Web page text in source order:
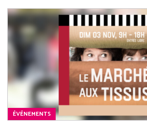
ÉVÉNEMENTS